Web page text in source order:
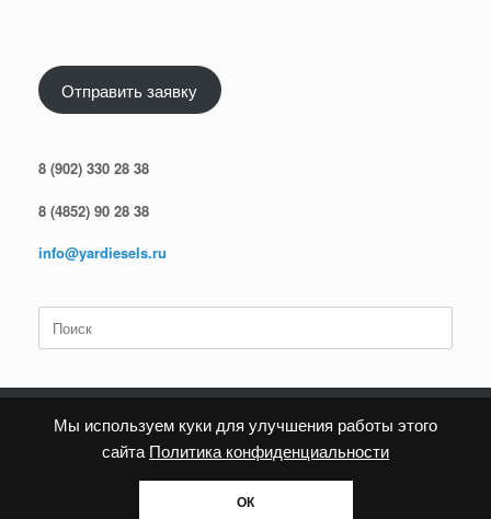
Мы используем куки для улучшения работы этого
сайта Политика конфиденциальности
ОК
Отправить заявку
8 (902) 330 28 38
8 (4852) 90 28 38
info@yardiesels.ru
по:
Политика конфиденциальности